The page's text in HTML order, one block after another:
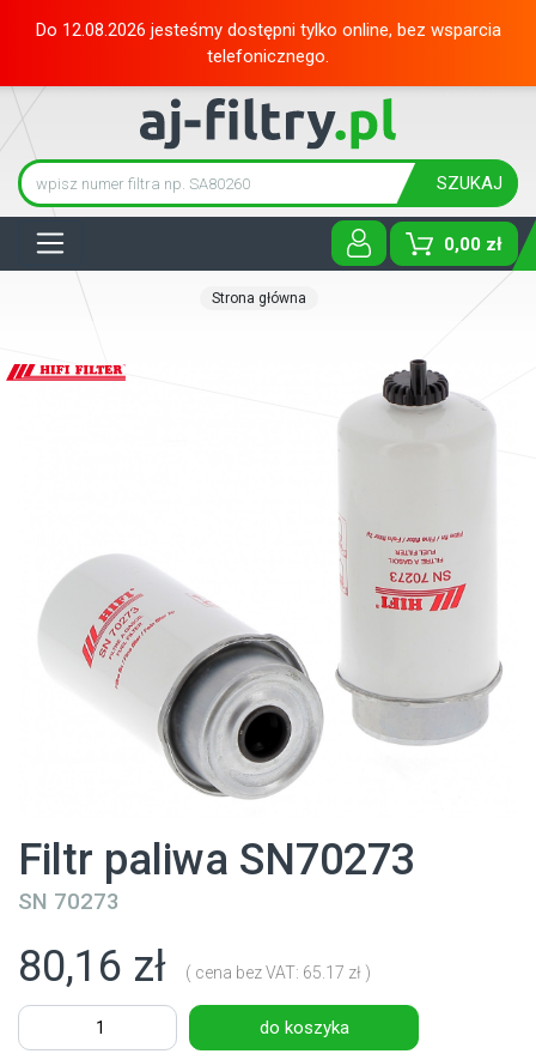
Do 12.08.2026 jesteśmy dostępni tylko online, bez wsparcia
telefonicznego.
SZUKAJ
0,00 zł
Strona główna
Filtr paliwa SN70273
SN 70273
80,16 zł ( cena bez VAT: 65.17 zł )
do koszyka